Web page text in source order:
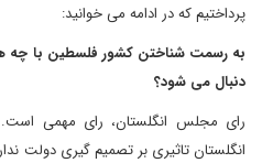
پرداختیم که در ادامه می خوانید:
به رسمت شناختن کشور فلسطین با چه
دنبال می شود؟
رای مجلس انگلستان، رای مهمی
انگلستان تاثیری بر تصمیم گیری دولت